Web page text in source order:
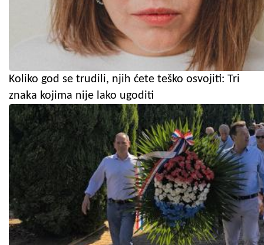
Koliko god se trudili, njih ćete teško osvojiti: Tri
znaka kojima nije lako ugoditi